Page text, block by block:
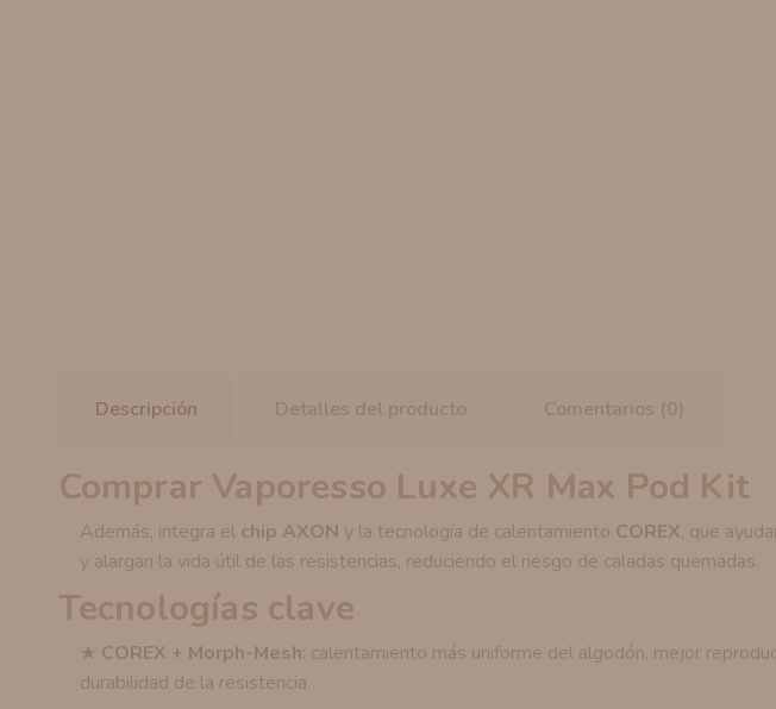
Descripción Detalles del producto Comentarios (0)
Comprar Vaporesso Luxe XR Max Pod Kit
Además, integra el chip AXON y la tecnología de calentamiento COREX, que
y alargan la vida útil de las resistencias, reduciendo el riesgo de caladas quemadas.
Tecnologías clave
★ COREX + Morph-Mesh: calentamiento más uniforme del algodón, mejor
durabilidad de la resistencia.